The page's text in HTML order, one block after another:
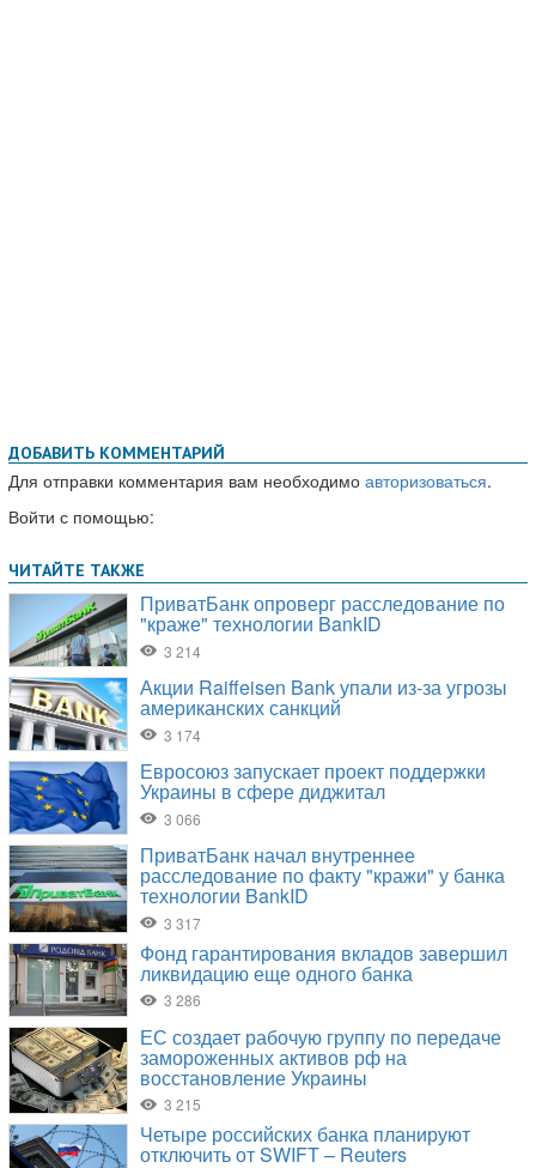
ДОБАВИТЬ КОММЕНТАРИЙ
Для отправки комментария вам необходимо авторизоваться.
Войти с помощью: